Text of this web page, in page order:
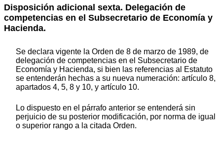
Disposición adicional sexta. Delegación de
competencias en el Subsecretario de Economía y
Hacienda.
Se declara vigente la Orden de 8 de marzo de 1989, de
delegación de competencias en el Subsecretario de
Economía y Hacienda, si bien las referencias al Estatuto
se entenderán hechas a su nueva numeración: artículo 8,
apartados 4, 5, 8 y 10, y artículo 10.
Lo dispuesto en el párrafo anterior se entenderá sin
perjuicio de su posterior modificación, por norma de igual
o superior rango a la citada Orden.